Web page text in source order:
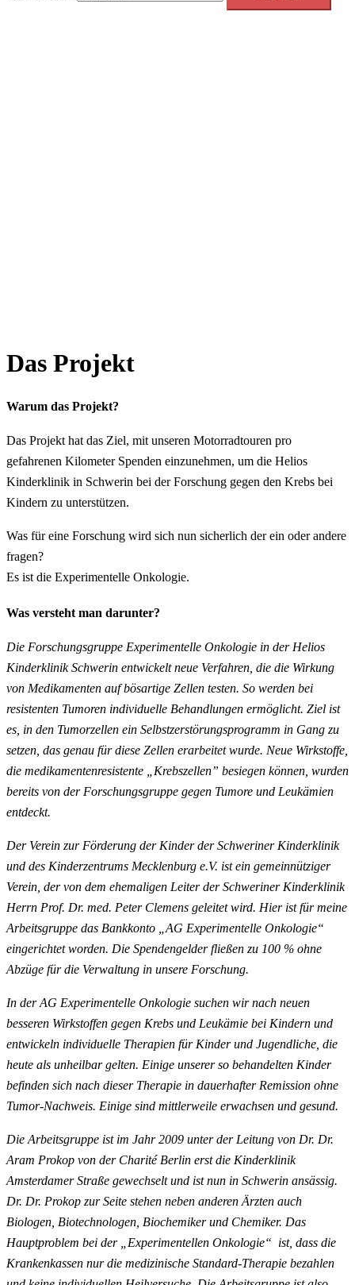
Das Projekt
Warum das Projekt?
Das Projekt hat das Ziel, mit unseren Motorradtouren pro
gefahrenen Kilometer Spenden einzunehmen, um die Helios
Kinderklinik in Schwerin bei der Forschung gegen den Krebs bei
Kindern zu unterstützen.
Was für eine Forschung wird sich nun sicherlich der ein oder andere
fragen?
Es ist die Experimentelle Onkologie.
Was versteht man darunter?
Die Forschungsgruppe Experimentelle Onkologie in der Helios
Kinderklinik Schwerin entwickelt neue Verfahren, die die Wirkung
von Medikamenten auf bösartige Zellen testen. So werden bei
resistenten Tumoren individuelle Behandlungen ermöglicht. Ziel ist
es, in den Tumorzellen ein Selbstzerstörungsprogramm in Gang zu
setzen, das genau für diese Zellen erarbeitet wurde. Neue Wirkstoffe,
die medikamentenresistente „Krebszellen” besiegen können, wurden
bereits von der Forschungsgruppe gegen Tumore und Leukämien
entdeckt.
Der Verein zur Förderung der Kinder der Schweriner Kinderklinik
und des Kinderzentrums Mecklenburg e.V. ist ein gemeinnütziger
Verein, der von dem ehemaligen Leiter der Schweriner Kinderklinik
Herrn Prof. Dr. med. Peter Clemens geleitet wird. Hier ist für meine
Arbeitsgruppe das Bankkonto „AG Experimentelle Onkologie“
eingerichtet worden. Die Spendengelder fließen zu 100 % ohne
Abzüge für die Verwaltung in unsere Forschung.
In der AG Experimentelle Onkologie suchen wir nach neuen
besseren Wirkstoffen gegen Krebs und Leukämie bei Kindern und
entwickeln individuelle Therapien für Kinder und Jugendliche, die
heute als unheilbar gelten. Einige unserer so behandelten Kinder
befinden sich nach dieser Therapie in dauerhafter Remission ohne
Tumor-Nachweis. Einige sind mittlerweile erwachsen und gesund.
Die Arbeitsgruppe ist im Jahr 2009 unter der Leitung von Dr. Dr.
Aram Prokop von der Charité Berlin erst die Kinderklinik
Amsterdamer Straße gewechselt und ist nun in Schwerin ansässig.
Dr. Dr. Prokop zur Seite stehen neben anderen Ärzten auch
Biologen, Biotechnologen, Biochemiker und Chemiker. Das
Hauptproblem bei der „Experimentellen Onkologie“ ist, dass die
Krankenkassen nur die medizinische Standard-Therapie bezahlen